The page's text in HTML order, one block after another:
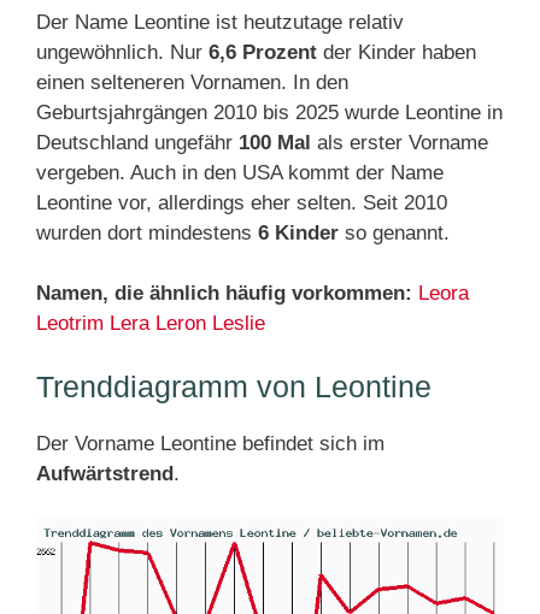
Der Name Leontine ist heutzutage relativ
ungewöhnlich. Nur 6,6 Prozent der Kinder haben
einen selteneren Vornamen. In den
Geburtsjahrgängen 2010 bis 2025 wurde Leontine in
Deutschland ungefähr 100 Mal als erster Vorname
vergeben. Auch in den USA kommt der Name
Leontine vor, allerdings eher selten. Seit 2010
wurden dort mindestens 6 Kinder so genannt.
Namen, die ähnlich häufig vorkommen: Leora
Leotrim Lera Leron Leslie
Trenddiagramm von Leontine
Der Vorname Leontine befindet sich im
Aufwärtstrend.